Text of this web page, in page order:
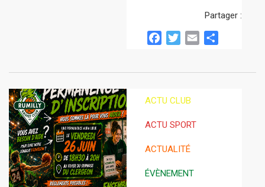
Partager :
FacebookTwitterEmail
ACTU CLUB
ACTU SPORT
ACTUALITÉ
ÉVÈNEMENT